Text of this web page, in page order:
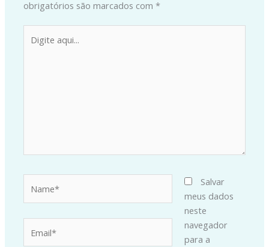
obrigatórios são marcados com*
aqui...
Salvar
meus dados
neste
navegador
para a